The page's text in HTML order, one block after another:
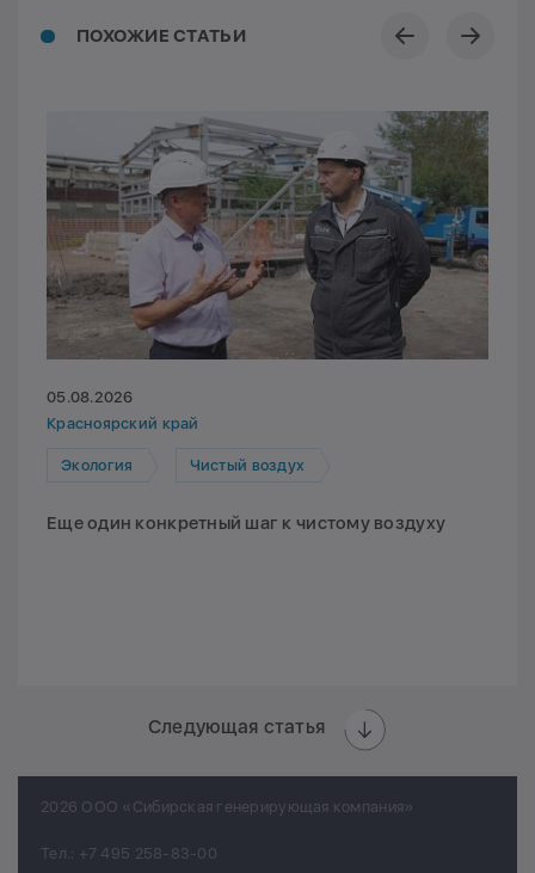
ПОХОЖИЕ СТАТЬИ
05.08.2026
Красноярский край
Экология Чистый воздух
Еще один конкретный шаг к чистому воздуху
Следующая статья
2026 ООО «Сибирская генерирующая компания»
Тел.: +7 495 258-83-00